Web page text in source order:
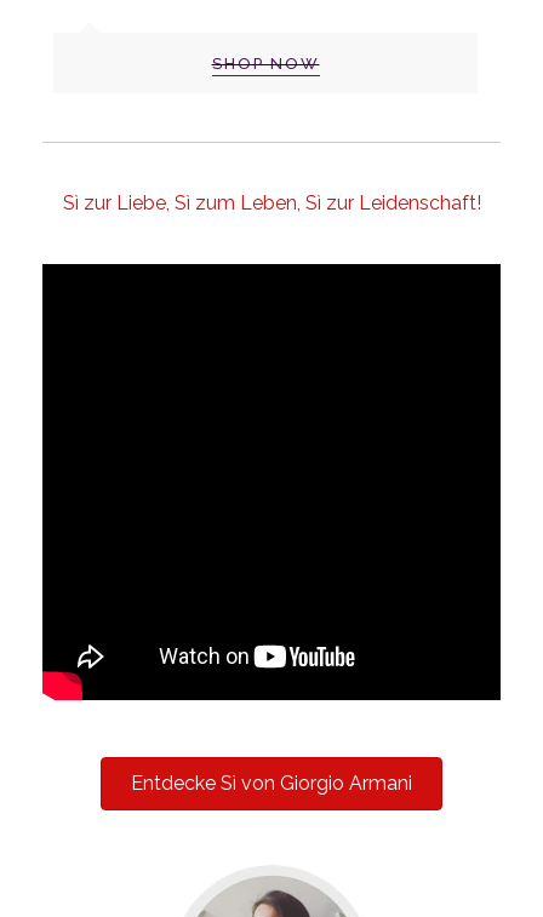
SHOP NOW
Sì zur Liebe, Sì zum Leben, Sì zur Leidenschaft!
Entdecke Sì von Giorgio Armani